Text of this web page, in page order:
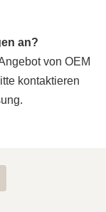
an?
von OEM
kontaktieren